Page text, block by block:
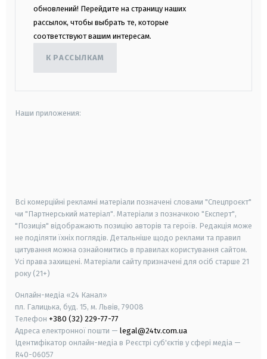
обновлений! Перейдите на страницу наших
рассылок, чтобы выбрать те, которые
соответствуют вашим интересам.
К РАССЫЛКАМ
Наши приложения:
Всі комерційні рекламні матеріали позначені словами "Спецпроєкт"
чи "Партнерський матеріал". Матеріали з позначкою "Експерт",
"Позиція" відображають позицію авторів та героїв. Редакція може
не поділяти їхніх поглядів. Детальніше щодо реклами та правил
цитування можна ознайомитись в правилах користування сайтом.
Усі права захищені. Матеріали сайту призначені для осіб старше 21
року (21+)
Онлайн-медіа «24 Канал»
пл. Галицька, буд. 15, м. Львів, 79008
Телефон +380 (32) 229-77-77
Адреса електронної пошти — legal@24tv.com.ua
Ідентифікатор онлайн-медіа в Реєстрі суб'єктів у сфері медіа —
R40-06057